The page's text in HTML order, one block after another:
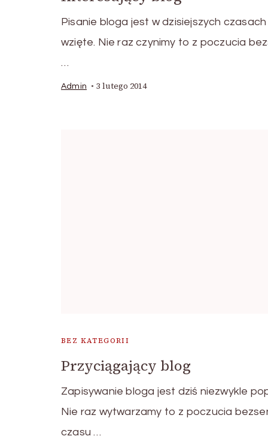
Pisanie bloga jest w dzisiejszych
wzięte. Nie raz czynimy to z poczucia
…
Admin 3 lutego 2014
BEZ KATEGORII
Przyciągający blog
Zapisywanie bloga jest dziś niezwykle
Nie raz wytwarzamy to z poczucia
czasu …